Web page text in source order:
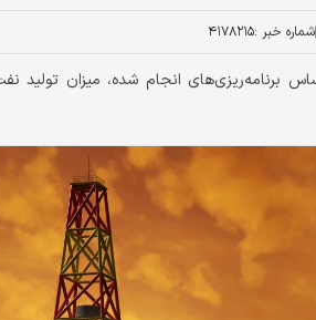
شماره خبر :۴۱۷۸۲۱۵